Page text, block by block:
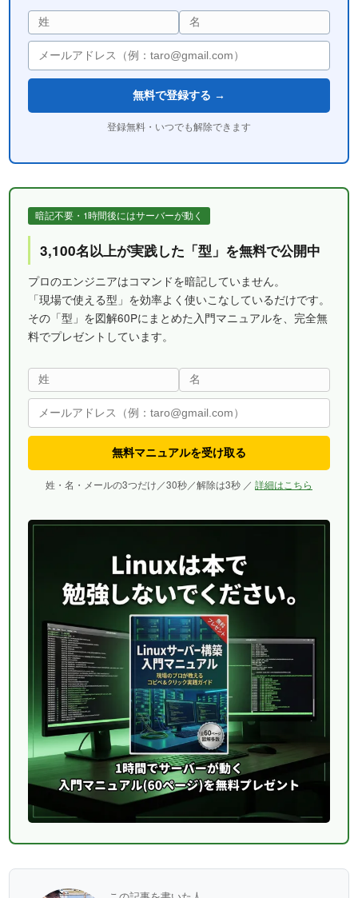
無料で登録する →
登録無料・いつでも解除できます
暗記不要・1時間後にはサーバーが動く
3,100名以上が実践した「型」を無料で公開中
プロのエンジニアはコマンドを暗記していません。
「現場で使える型」を効率よく使いこなしているだけです。
その「型」を図解60Pにまとめた入門マニュアルを、完全無
料でプレゼントしています。
無料マニュアルを受け取る
姓・名・メールの3つだけ／30秒／解除は3秒 ／ 詳細はこちら